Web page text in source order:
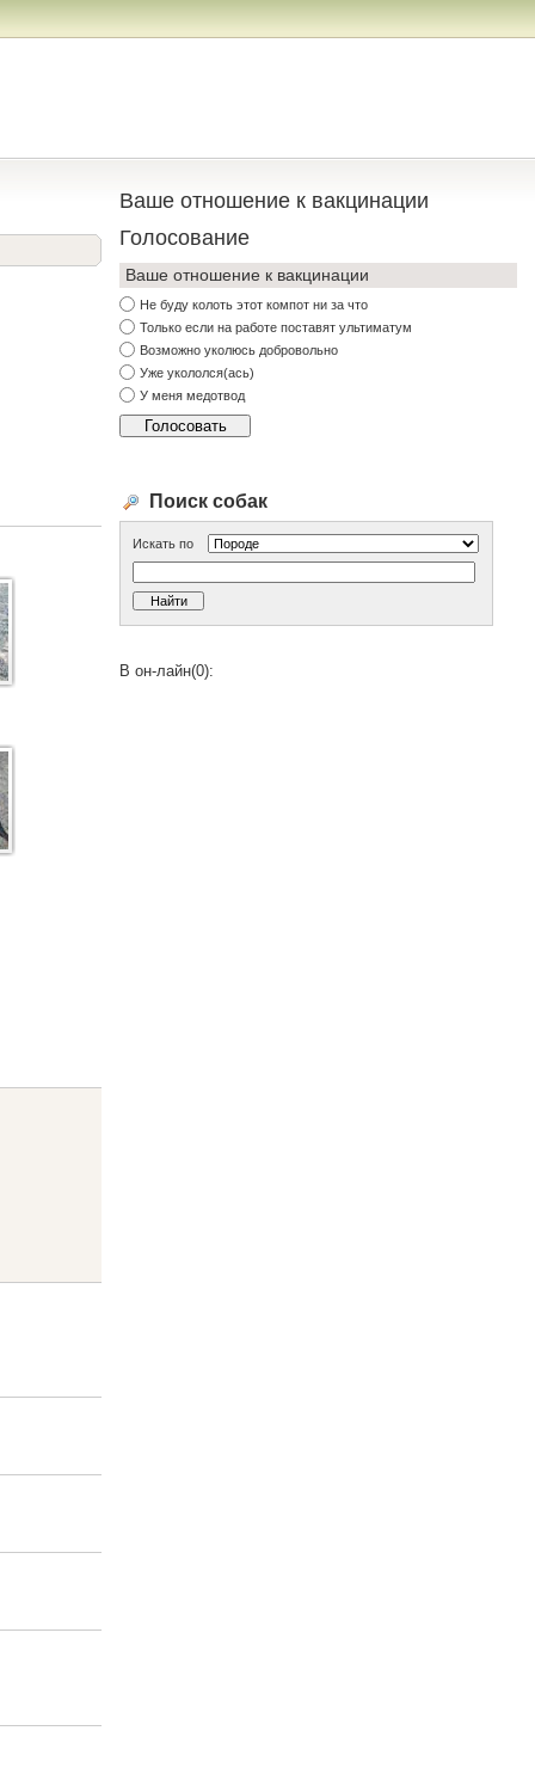
Ваше отношение к вакцинации
Голосование
Ваше отношение к вакцинации
Не буду колоть этот компот ни за что
Только если на работе поставят ультиматум
Возможно уколюсь добровольно
Уже укололся(ась)
У меня медотвод
Поиск собак
Искать по
В он-лайн(0):